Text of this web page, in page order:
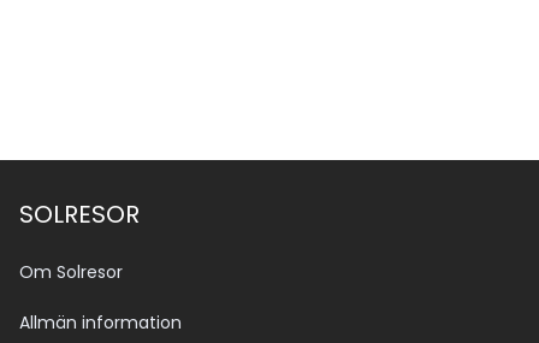
SOLRESOR
Om Solresor
Allmän information